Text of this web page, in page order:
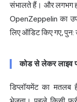
संभालते हैं। और लगभग
OpenZeppelin का
लिए ऑडिट किए गए, पुन:
कोड से लेकर लाइव
डिप्लॉयमेंट का मतलब